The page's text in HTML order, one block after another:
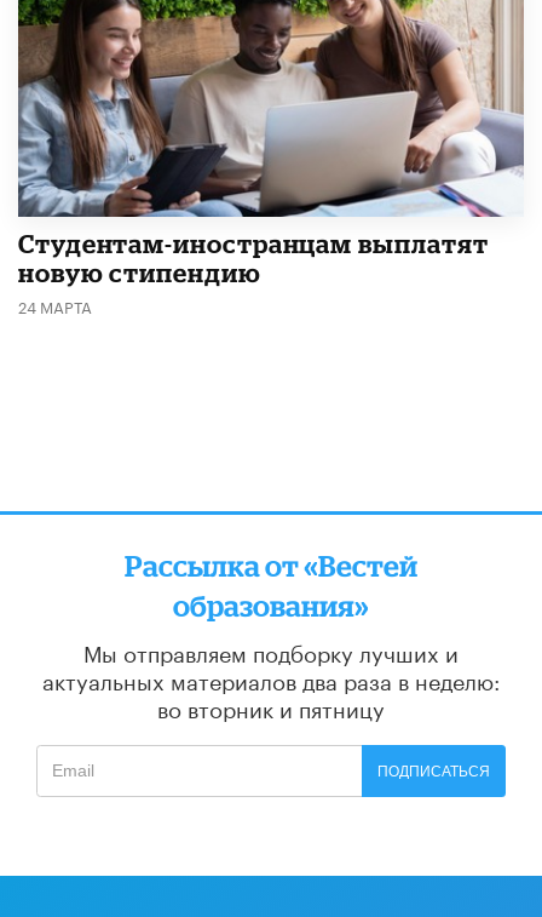
Студентам-иностранцам выплатят
новую стипендию
24 МАРТА
Рассылка от «Вестей
образования»
Мы отправляем подборку лучших и
актуальных материалов два раза в неделю:
во вторник и пятницу
ПОДПИСАТЬСЯ